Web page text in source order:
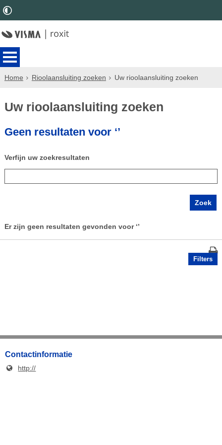
Home Rioolaansluiting zoeken Uw rioolaansluiting zoeken
Uw rioolaansluiting zoeken
Geen resultaten voor ‘’
Verfijn uw zoekresultaten
Er zijn geen resultaten gevonden voor ‘’
Filters
Contactinformatie
http://